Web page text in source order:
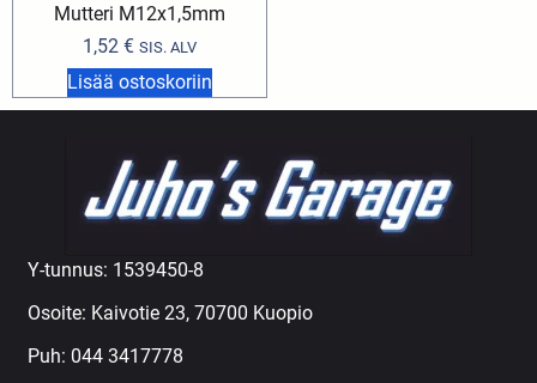
Mutteri M12x1,5mm
1,52 € SIS. ALV
Lisää ostoskoriin
Y-tunnus: 1539450-8
Osoite: Kaivotie 23, 70700 Kuopio
Puh: 044 3417778